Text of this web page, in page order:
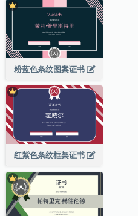
粉蓝色条纹图案证书
红紫色条纹框架证书